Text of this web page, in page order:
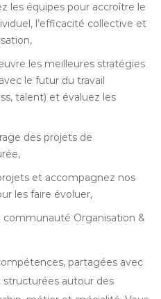
les équipes pour accroître le
l’efficacité collective et
les meilleures stratégies
le futur du travail
talent) et évaluez les
des projets de
et accompagnez nos
les faire évoluer,
Organisation &
partagées avec
autour des